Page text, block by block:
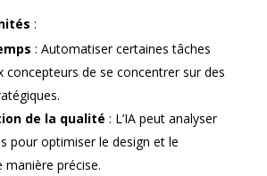
:
: Automatiser certaines tâches
concepteurs de se concentrer sur des
de la qualité : L’IA peut analyser
pour optimiser le design et le
manière précise.